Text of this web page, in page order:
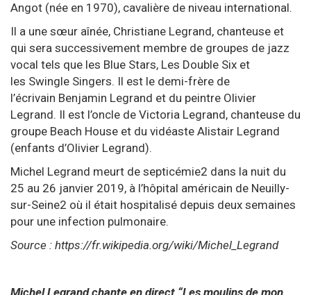
Angot (née en 1970), cavalière de niveau international.
Il a une sœur aînée, Christiane Legrand, chanteuse et
qui sera successivement membre de groupes de jazz
vocal tels que les Blue Stars, Les Double Six et
les Swingle Singers. Il est le demi-frère de
l’écrivain Benjamin Legrand et du peintre Olivier
Legrand. Il est l’oncle de Victoria Legrand, chanteuse du
groupe Beach House et du vidéaste Alistair Legrand
(enfants d’Olivier Legrand).
Michel Legrand meurt de septicémie2 dans la nuit du
25 au 26 janvier 2019, à l’hôpital américain de Neuilly-
sur-Seine2 où il était hospitalisé depuis deux semaines
pour une infection pulmonaire.
Source : https://fr.wikipedia.org/wiki/Michel_Legrand
Michel Legrand chante en direct “Les moulins de mon